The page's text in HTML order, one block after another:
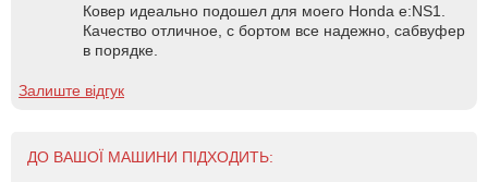
Ковер идеально подошел для моего Honda e:NS1.
Качество отличное, с бортом все надежно, сабвуфер
в порядке.
Залиште відгук
ДО ВАШОЇ МАШИНИ ПІДХОДИТЬ: